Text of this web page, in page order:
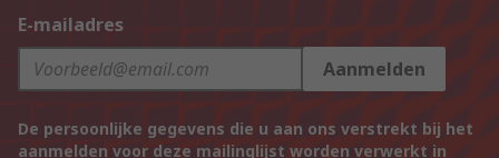
E-mailadres
Aanmelden
De persoonlijke gegevens die u aan ons verstrekt bij het
aanmelden voor deze mailinglijst worden verwerkt in